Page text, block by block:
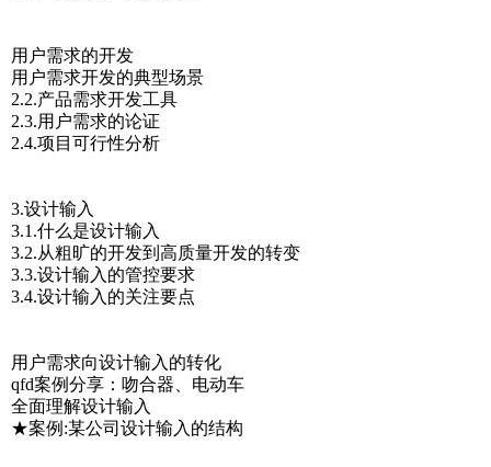
用户需求的开发
用户需求开发的典型场景
2.2.产品需求开发工具
2.3.用户需求的论证
2.4.项目可行性分析
3.设计输入
3.1.什么是设计输入
3.2.从粗旷的开发到高质量开发的转变
3.3.设计输入的管控要求
3.4.设计输入的关注要点
用户需求向设计输入的转化
qfd案例分享：吻合器、电动车
全面理解设计输入
★案例:某公司设计输入的结构